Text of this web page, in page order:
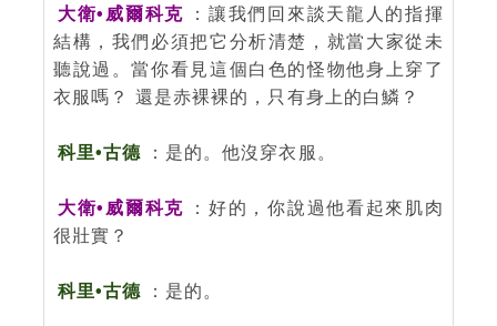
大衛•威爾科克
：讓我們回來談天龍人的指揮
結構，我們必須把它分析清楚，就當大家從未
聽說過。當你看見這個白色的怪物他身上穿了
衣服嗎？ 還是赤裸裸的，只有身上的白鱗？
科里•古德 ：是的。他沒穿衣服。
大衛•威爾科克
：好的，你說過他看起來肌肉
很壯實？
科里•古德 ：是的。